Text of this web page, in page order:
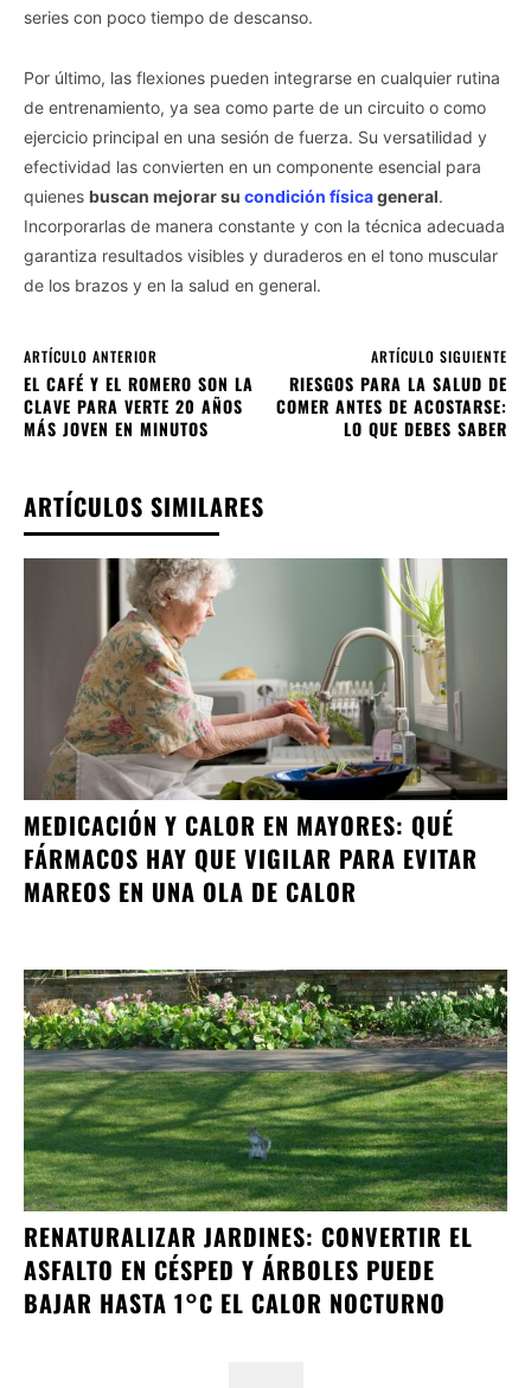
series con poco tiempo de descanso.
Por último, las flexiones pueden integrarse en cualquier rutina
de entrenamiento, ya sea como parte de un circuito o como
ejercicio principal en una sesión de fuerza. Su versatilidad y
efectividad las convierten en un componente esencial para
quienes buscan mejorar su condición físicageneral.
Incorporarlas de manera constante y con la técnica adecuada
garantiza resultados visibles y duraderos en el tono muscular
de los brazos y en la salud en general.
ARTÍCULO ANTERIOR
EL CAFÉ Y EL ROMERO SON LA
CLAVE PARA VERTE 20 AÑOS
MÁS JOVEN EN MINUTOS
ARTÍCULO SIGUIENTE
RIESGOS PARA LA SALUD DE
COMER ANTES DE ACOSTARSE:
LO QUE DEBES SABER
ARTÍCULOS SIMILARES
MEDICACIÓN Y CALOR EN MAYORES: QUÉ
FÁRMACOS HAY QUE VIGILAR PARA EVITAR
MAREOS EN UNA OLA DE CALOR
RENATURALIZAR JARDINES: CONVERTIR EL
ASFALTO EN CÉSPED Y ÁRBOLES PUEDE
BAJAR HASTA 1°C EL CALOR NOCTURNO